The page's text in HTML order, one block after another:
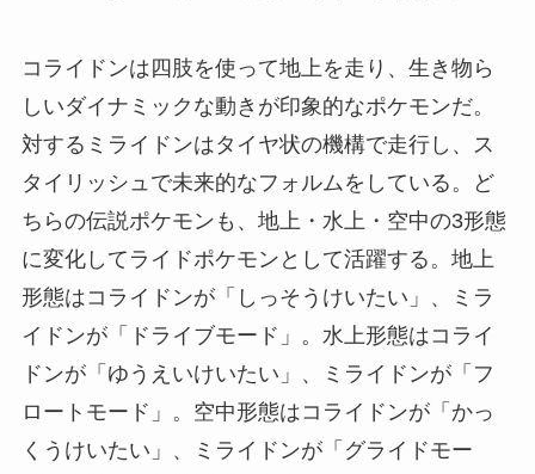
コライドンは四肢を使って地上を走り、生き物ら
しいダイナミックな動きが印象的なポケモンだ。
対するミライドンはタイヤ状の機構で走行し、ス
タイリッシュで未来的なフォルムをしている。ど
ちらの伝説ポケモンも、地上・水上・空中の3形態
に変化してライドポケモンとして活躍する。地上
形態はコライドンが「しっそうけいたい」、ミラ
イドンが「ドライブモード」。水上形態はコライ
ドンが「ゆうえいけいたい」、ミライドンが「フ
ロートモード」。空中形態はコライドンが「かっ
くうけいたい」、ミライドンが「グライドモー